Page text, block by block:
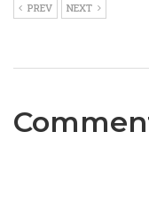
PREV NEXT